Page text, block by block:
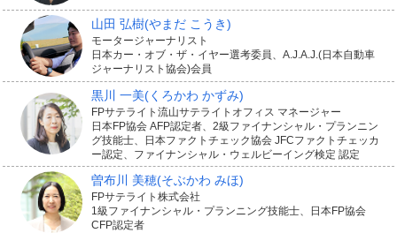
山田 弘樹(やまだ こうき)
モータージャーナリスト
日本カー・オブ・ザ・イヤー選考委員、A.J.A.J.(日本自動車
ジャーナリスト協会)会員
黒川 一美(くろかわ かずみ)
FPサテライト流山サテライトオフィス マネージャー
日本FP協会 AFP認定者、2級ファイナンシャル・プランニン
グ技能士、日本ファクトチェック協会 JFCファクトチェッカ
ー認定、ファイナンシャル・ウェルビーイング検定 認定
曽布川 美穂(そぶかわ みほ)
FPサテライト株式会社
1級ファイナンシャル・プランニング技能士、日本FP協会
CFP認定者